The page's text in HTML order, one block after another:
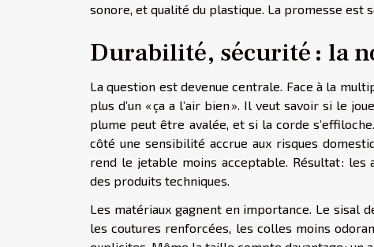
sonore, et qualité du plastique. La promesse est
Durabilité, sécurité : la
La question est devenue centrale. Face à la
plus d’un « ça a l’air bien ». Il veut savoir si le
plume peut être avalée, et si la corde
côté une sensibilité accrue aux risques
rend le jetable moins acceptable. Résultat : les
des produits techniques.
Les matériaux gagnent en importance. Le sisal
les coutures renforcées, les colles moins